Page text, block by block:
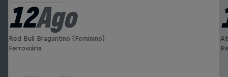
12Ago
Red Bull Bragantino (Feminino)
Ferroviária